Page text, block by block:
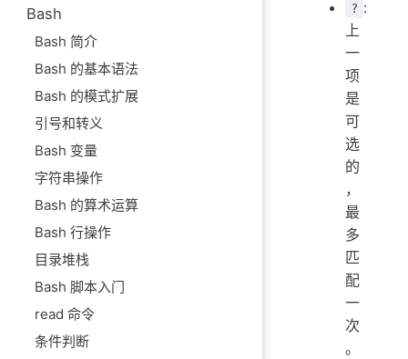
Bash
Bash 简介
Bash 的基本语法
Bash 的模式扩展
引号和转义
Bash 变量
字符串操作
Bash 的算术运算
Bash 行操作
目录堆栈
Bash 脚本入门
read 命令
条件判断
? :
上
一
项
是
可
选
的
，
最
多
匹
配
一
次
。